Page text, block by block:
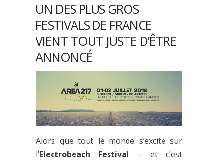
UN DES PLUS GROS
FESTIVALS DE FRANCE
VIENT TOUT JUSTE D’ÊTRE
ANNONCÉ
Alors que tout le monde s’excite sur
l’Electrobeach Festival – et c’est